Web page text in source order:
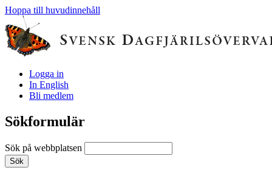
Hoppa till huvudinnehåll
Logga in
In English
Bli medlem
Sökformulär
Sök på webbplatsen